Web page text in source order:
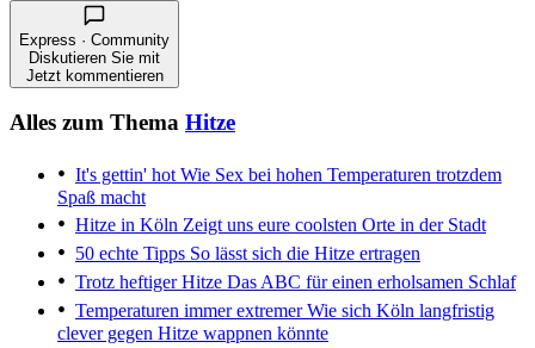
Express · Community
Diskutieren Sie mit
Jetzt kommentieren
Alles zum Thema Hitze
It's gettin' hot Wie Sex bei hohen Temperaturen trotzdem
Spaß macht
Hitze in Köln Zeigt uns eure coolsten Orte in der Stadt
50 echte Tipps So lässt sich die Hitze ertragen
Trotz heftiger Hitze Das ABC für einen erholsamen Schlaf
Temperaturen immer extremerWie sich Köln langfristig
clever gegen Hitze wappnen könnte